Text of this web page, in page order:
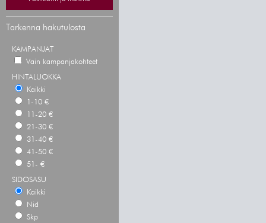
Tarkenna hakutulosta
KAMPANJAT
Vain kampanjakohteet
HINTALUOKKA
Kaikki
1-10 €
11-20 €
21-30 €
31-40 €
41-50 €
51- €
SIDOSASU
Kaikki
Nid
Skp